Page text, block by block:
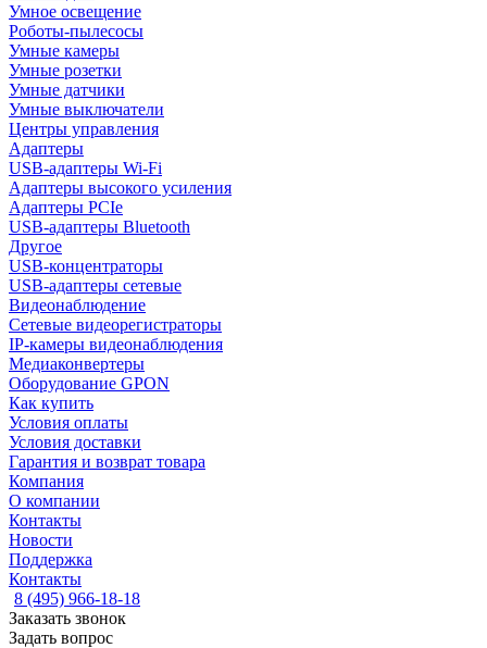
Умное освещение
Роботы-пылесосы
Умные камеры
Умные розетки
Умные датчики
Умные выключатели
Центры управления
Адаптеры
USB-адаптеры Wi-Fi
Адаптеры высокого усиления
Адаптеры PCIe
USB-адаптеры Bluetooth
Другое
USB-концентраторы
USB-адаптеры сетевые
Видеонаблюдение
Сетевые видеорегистраторы
IP-камеры видеонаблюдения
Медиаконвертеры
Оборудование GPON
Как купить
Условия оплаты
Условия доставки
Гарантия и возврат товара
Компания
О компании
Контакты
Новости
Поддержка
Контакты
8 (495) 966-18-18
Заказать звонок
Задать вопрос